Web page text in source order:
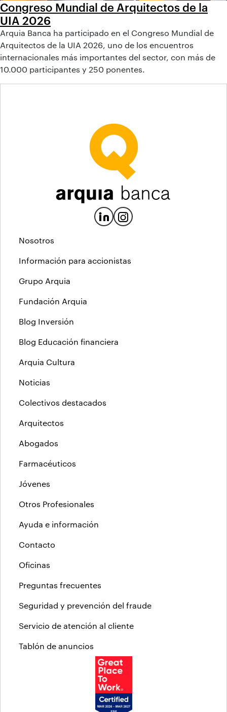
Congreso Mundial de Arquitectos de la
UIA 2026
Arquia Banca ha participado en el Congreso Mundial de
Arquitectos de la UIA 2026, uno de los encuentros
internacionales más importantes del sector, con más de
10.000 participantes y 250 ponentes.
Nosotros
Información para accionistas
Grupo Arquia
Fundación Arquia
Blog Inversión
Blog Educación financiera
Arquia Cultura
Noticias
Colectivos destacados
Arquitectos
Abogados
Farmacéuticos
Jóvenes
Otros Profesionales
Ayuda e información
Contacto
Oficinas
Preguntas frecuentes
Seguridad y prevención del fraude
Servicio de atención al cliente
Tablón de anuncios